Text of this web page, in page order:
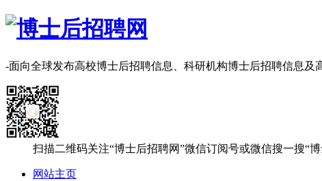
-面向全球发布高校博士后招聘信息、科研机构博士后招聘信息及
扫描二维码关注“博士后招聘网”微信订阅号或微信搜一搜“博
网站主页